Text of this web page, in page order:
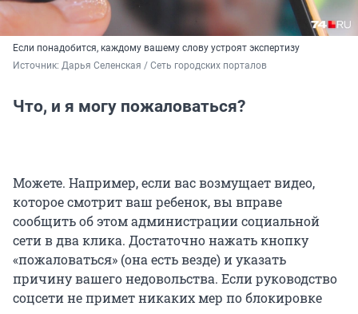
Если понадобится, каждому вашему слову устроят экспертизу
Источник: Дарья Селенская / Сеть городских порталов
Что, и я могу пожаловаться?
Можете. Например, если вас возмущает видео,
которое смотрит ваш ребенок, вы вправе
сообщить об этом администрации социальной
сети в два клика. Достаточно нажать кнопку
«пожаловаться» (она есть везде) и указать
причину вашего недовольства. Если руководство
соцсети не примет никаких мер по блокировке